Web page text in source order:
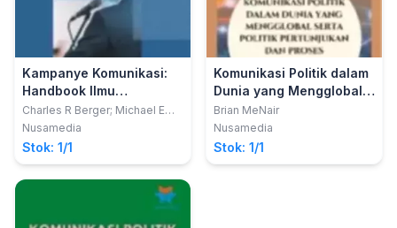
Kampanye Komunikasi:
Handbook Ilmu
Komunikasi
Charles R Berger; Michael E
Roloff; David R Roskos-
Nusamedia
Stok: 1/1
Komunikasi Politik dalam
Dunia yang Mengglobal
serta Politik Pertunjukan
dan Proses Demokrasi
Brian MeNair
Nusamedia
Stok: 1/1